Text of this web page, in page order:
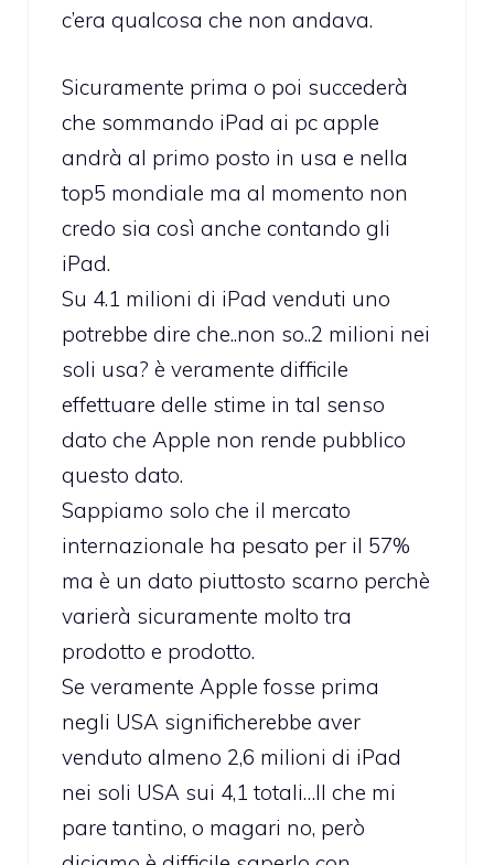
c’era qualcosa che non andava.
Sicuramente prima o poi succederà
che sommando iPad ai pc apple
andrà al primo posto in usa e nella
top5 mondiale ma al momento non
credo sia così anche contando gli
iPad.
Su 4.1 milioni di iPad venduti uno
potrebbe dire che..non so..2 milioni nei
soli usa? è veramente difficile
effettuare delle stime in tal senso
dato che Apple non rende pubblico
questo dato.
Sappiamo solo che il mercato
internazionale ha pesato per il 57%
ma è un dato piuttosto scarno perchè
varierà sicuramente molto tra
prodotto e prodotto.
Se veramente Apple fosse prima
negli USA significherebbe aver
venduto almeno 2,6 milioni di iPad
nei soli USA sui 4,1 totali…Il che mi
pare tantino, o magari no, però